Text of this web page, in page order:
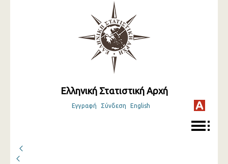
Ελληνική Στατιστική Αρχή
Εγγραφή Σύνδεση English